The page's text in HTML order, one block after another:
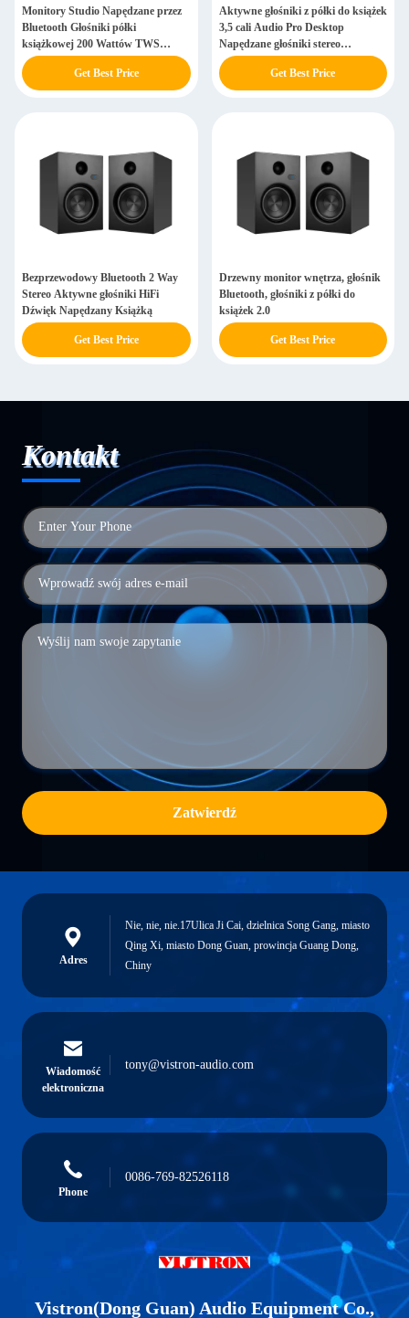
Monitory Studio Napędzane przez
Bluetooth Głośniki półki
książkowej 200 Wattów TWS
Bezprzewodowy głośnik
Get Best Price
Aktywne głośniki z półki do książek
3,5 cali Audio Pro Desktop
Napędzane głośniki stereo
Bluetooth
Get Best Price
Bezprzewodowy Bluetooth 2 Way
Stereo Aktywne głośniki HiFi
Dźwięk Napędzany Książką
Get Best Price
Drzewny monitor wnętrza, głośnik
Bluetooth, głośniki z półki do
książek 2.0
Get Best Price
Kontakt
Zatwierdź
Adres
Nie, nie, nie.17Ulica Ji Cai, dzielnica Song Gang, miasto
Qing Xi, miasto Dong Guan, prowincja Guang Dong,
Chiny
Wiadomość
elektroniczna
tony@vistron-audio.com
Phone
0086-769-82526118
Vistron(Dong Guan) Audio Equipment Co.,